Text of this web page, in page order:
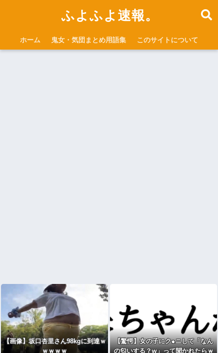
ふよふよ速報。
ホーム 鬼女・気団まとめ用語集 このサイトについて
【画像】坂口杏里さん98kgに到達ｗ
ｗｗｗｗ
【驚愕】女の子にク●ニして「なん
の匂いする？w」って聞かれたらｗ